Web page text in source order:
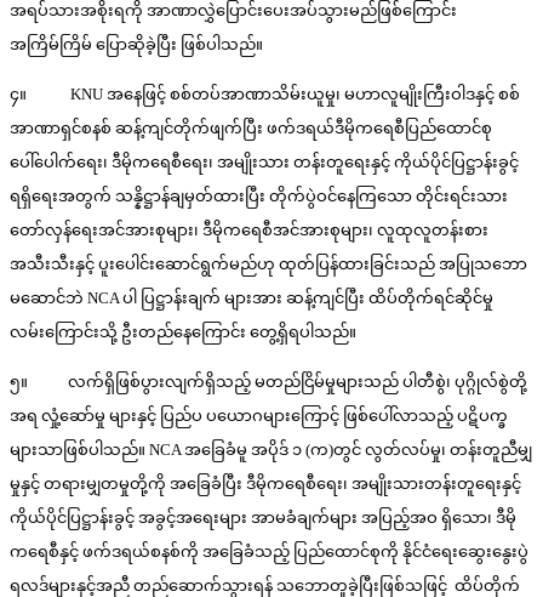
အရပ်သားအစိုးရကို အာဏာလွှဲပြောင်းပေးအပ်သွားမည်ဖြစ်ကြောင်း
အကြိမ်ကြိမ် ပြောဆိုခဲ့ပြီး ဖြစ်ပါသည်။
၄။ KNU အနေဖြင့် စစ်တပ်အာဏာသိမ်းယူမှု၊ မဟာလူမျိုးကြီးဝါဒနှင့် စစ်
အာဏာရှင်စနစ် ဆန့်ကျင်တိုက်ဖျက်ပြီး ဖက်ဒရယ်ဒီမိုကရေစီပြည်ထောင်စု
ပေါ်ပေါက်ရေး၊ ဒီမိုကရေစီရေး၊ အမျိုးသား တန်းတူရေးနှင့် ကိုယ်ပိုင်ပြဋ္ဌာန်းခွင့်
ရရှိရေးအတွက် သန္နိဋ္ဌာန်ချမှတ်ထားပြီး တိုက်ပွဲဝင်နေကြသော တိုင်းရင်းသား
တော်လှန်ရေးအင်အားစုများ၊ ဒီမိုကရေစီအင်အားစုများ၊ လူထုလူတန်းစား
အသီးသီးနှင့် ပူးပေါင်းဆောင်ရွက်မည်ဟု ထုတ်ပြန်ထားခြင်းသည် အပြုသဘော
မဆောင်ဘဲ NCA ပါ ပြဋ္ဌာန်းချက် များအား ဆန့်ကျင်ပြီး ထိပ်တိုက်ရင်ဆိုင်မှု
လမ်းကြောင်းသို့ ဦးတည်နေကြောင်း တွေ့ရှိရပါသည်။
၅။ လက်ရှိဖြစ်ပွားလျက်ရှိသည့် မတည်ငြိမ်မှုများသည် ပါတီစွဲ၊ ပုဂ္ဂိုလ်စွဲတို့
အရ လှုံ့ဆော်မှု များနှင့် ပြည်ပ ပယောဂများကြောင့် ဖြစ်ပေါ်လာသည့် ပဋိပက္ခ
များသာဖြစ်ပါသည်။ NCA အခြေခံမူ အပိုဒ် ၁ (က)တွင် လွတ်လပ်မှု၊ တန်းတူညီမျှ
မှုနှင့် တရားမျှတမှုတို့ကို အခြေခံပြီး ဒီမိုကရေစီရေး၊ အမျိုးသားတန်းတူရေးနှင့်
ကိုယ်ပိုင်ပြဋ္ဌာန်းခွင့် အခွင့်အရေးများ အာမခံချက်များ အပြည့်အဝ ရှိသော၊ ဒီမို
ကရေစီနှင့် ဖက်ဒရယ်စနစ်ကို အခြေခံသည့် ပြည်ထောင်စုကို နိုင်ငံရေးဆွေးနွေးပွဲ
ရလဒ်များနှင့်အညီ တည်ဆောက်သွားရန် သဘောတူခဲ့ပြီးဖြစ်သဖြင့် ထိပ်တိုက်